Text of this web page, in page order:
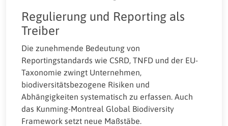
Regulierung und Reporting als
Treiber
Die zunehmende Bedeutung von
Reportingstandards wie CSRD, TNFD und der EU-
Taxonomie zwingt Unternehmen,
biodiversitätsbezogene Risiken und
Abhängigkeiten systematisch zu erfassen. Auch
das Kunming-Montreal Global Biodiversity
Framework setzt neue Maßstäbe.